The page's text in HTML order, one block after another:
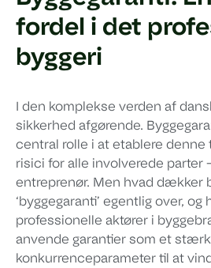
fordel i det
byggeri
I den komplekse verden af
sikkerhed afgørende.
central rolle i at etablere denne
risici for alle involverede parter
entreprenør. Men hvad dækker
‘byggegaranti’ egentlig over, og
professionelle aktører i
anvende garantier som et
konkurrenceparameter til at